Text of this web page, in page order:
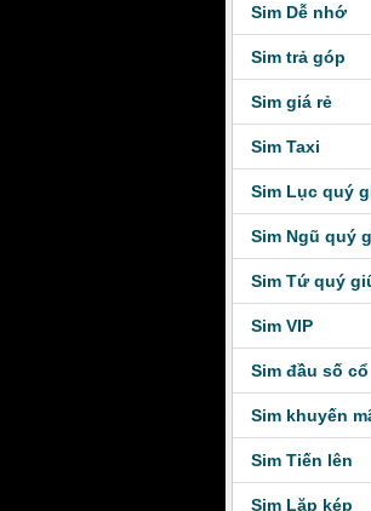
Sim Dễ nhớ
Sim trả góp
Sim giá rẻ
Sim Taxi
Sim Lục quý
Sim Ngũ quý
Sim Tứ quý
Sim VIP
Sim đầu số cổ
Sim khuyến
Sim Tiến lên
Sim Lặp kép